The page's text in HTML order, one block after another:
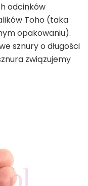
odcinków
Toho (taka
opakowaniu).
sznury o długości
związujemy